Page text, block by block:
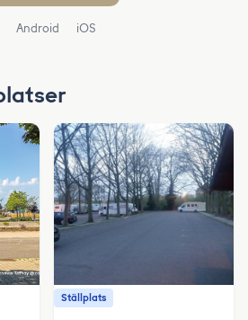
Android iOS
Ställplats